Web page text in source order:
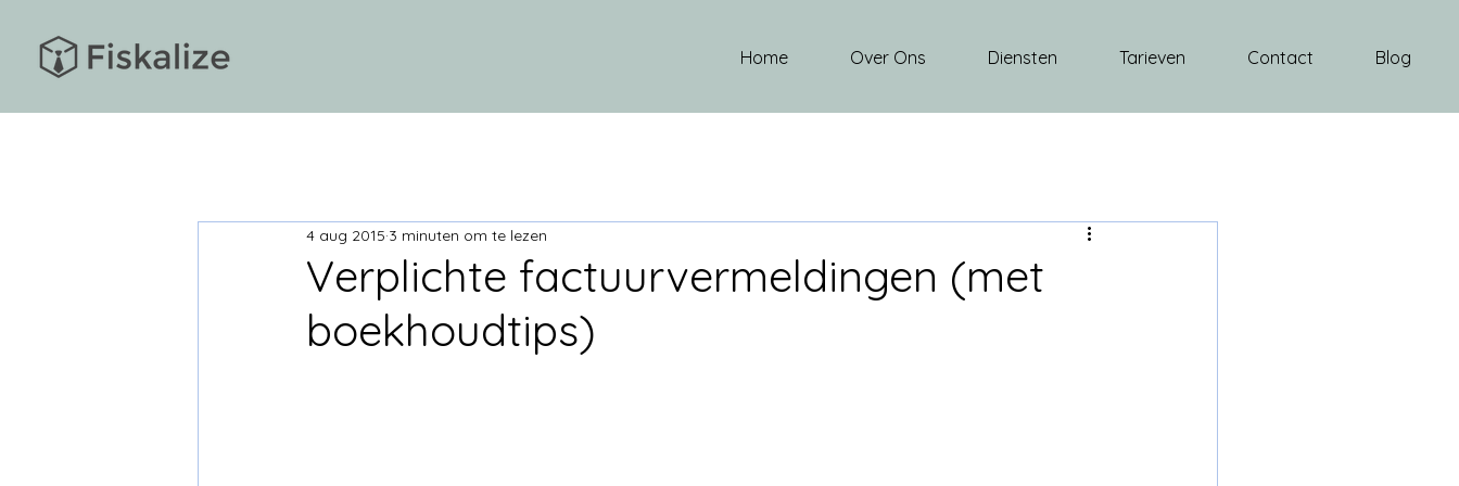
Home Over Ons Diensten Tarieven Contact Blog
Verplichte factuurvermeldingen (met
boekhoudtips)
4 aug 2015 3 minuten om te lezen